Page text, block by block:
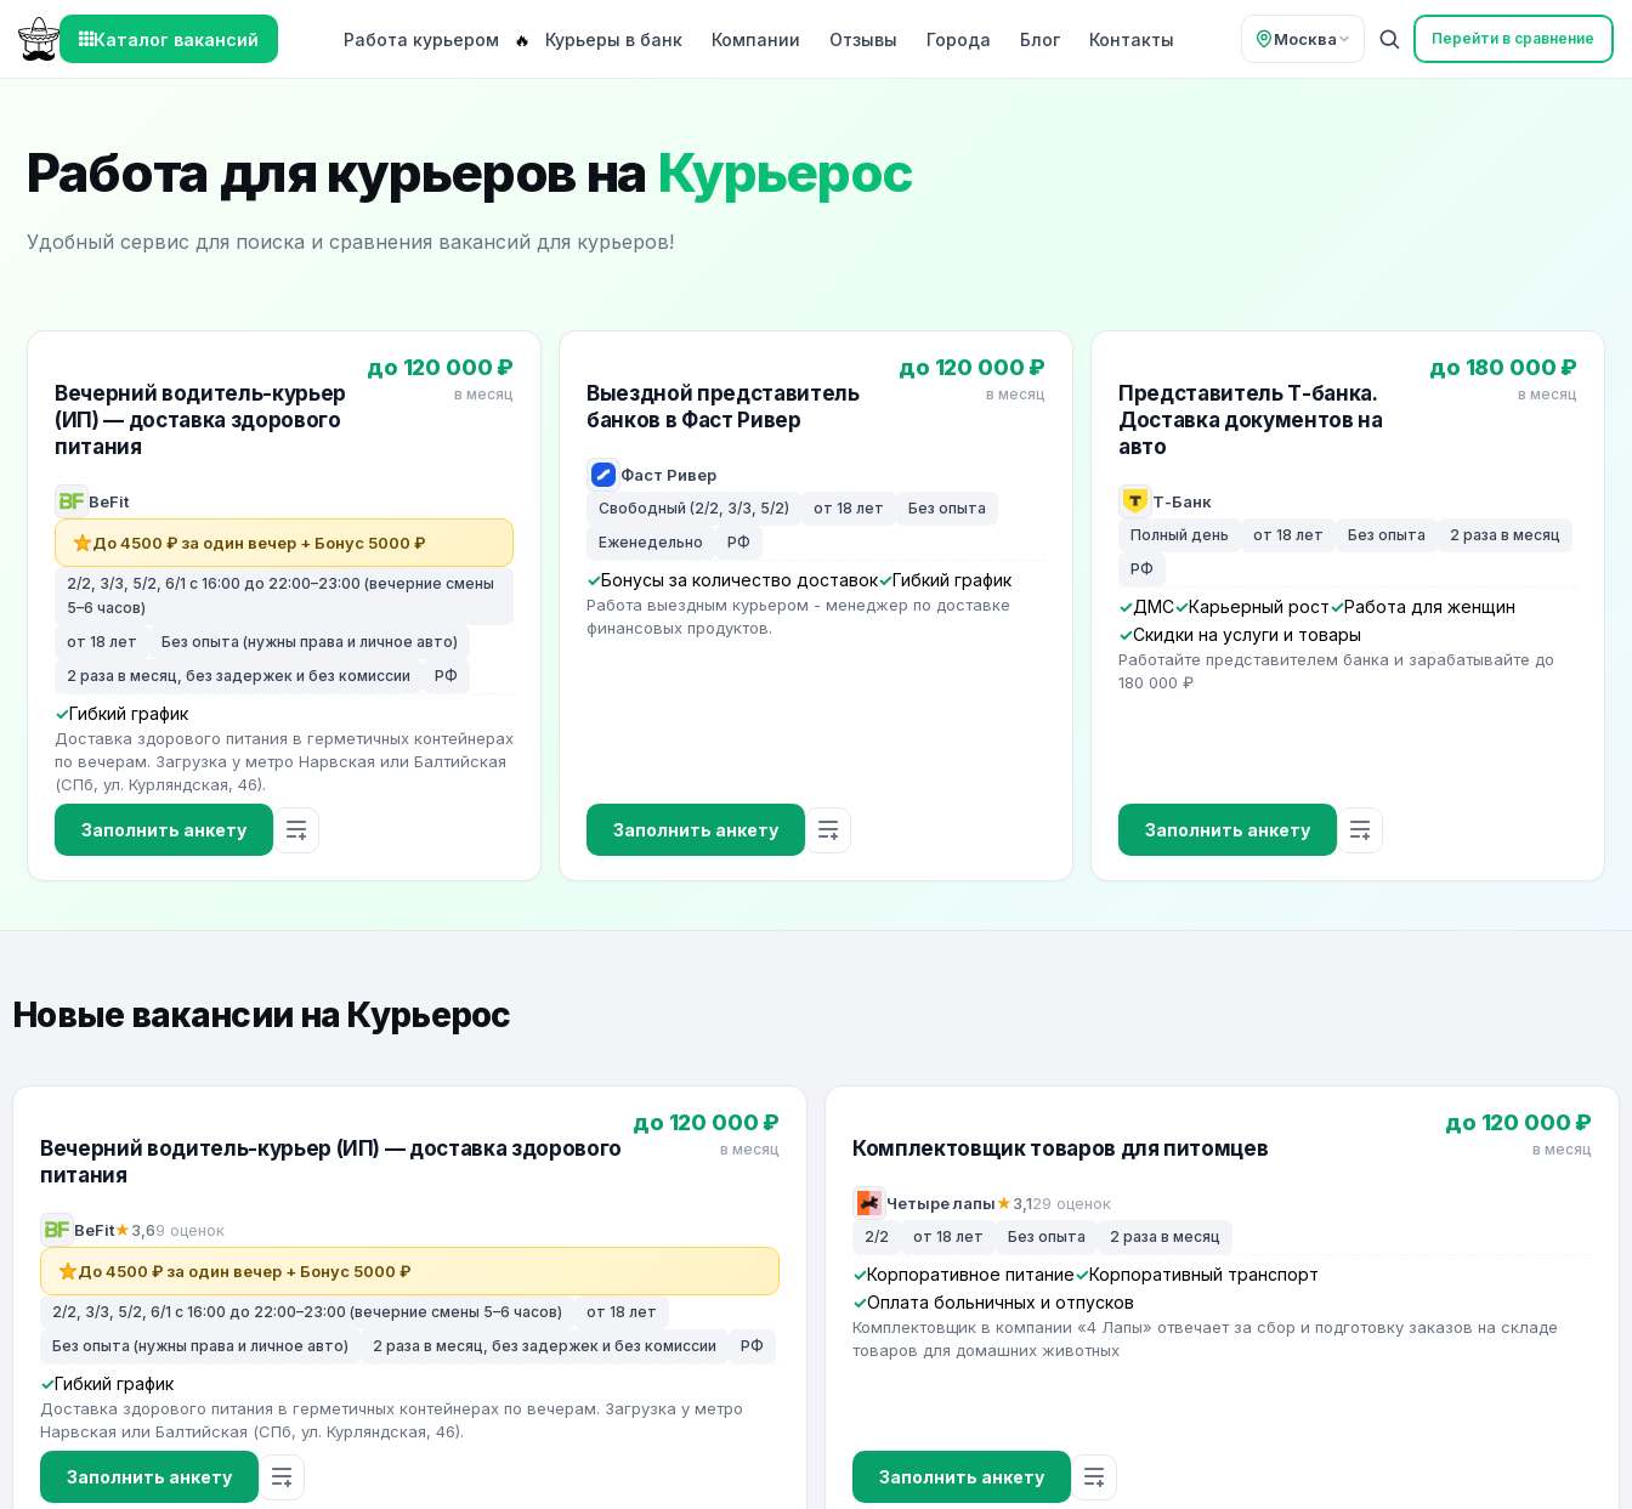
Каталог вакансий Работа курьером 🔥 Курьеры в банк Компании Отзывы Города Блог Контакты Москва Перейти в сравнение
Работа для курьеров на Курьерос
Удобный сервис для поиска и сравнения вакансий для курьеров!
Рекомендуемые вакансии для курьеров
Вечерний водитель-курьер
(ИП) — доставка здорового
питания
BeFit
до 120 000 ₽
в месяц
До 4500 ₽ за один вечер + Бонус 5000 ₽
2/2, 3/3, 5/2, 6/1 с 16:00 до 22:00–23:00 (вечерние смены
5–6 часов)
от 18 лет
Без опыта (нужны права и личное авто)
2 раза в месяц, без задержек и без комиссии
РФ
Гибкий график
Доставка здорового питания в герметичных контейнерах
по вечерам. Загрузка у метро Нарвская или Балтийская
(СПб, ул. Курляндская, 46).
Заполнить анкету
Выездной представитель
банков в Фаст Ривер
Фаст Ривер
до 120 000 ₽
в месяц
Свободный (2/2, 3/3, 5/2) от 18 лет
Без опыта
Еженедельно
РФ
Бонусы за количество доставок Гибкий график
Работа выездным курьером - менеджер по доставке
финансовых продуктов.
Заполнить анкету
Представитель Т-банка.
Доставка документов на
авто
Т-Банк
до 180 000 ₽
в месяц
Полный день от 18 лет Без опыта
2 раза в месяц
РФ
ДМС Карьерный рост
Работа для женщин
Скидки на услуги и товары
Работайте представителем банка и зарабатывайте до
180 000 ₽
Заполнить анкету
Новые вакансии на Курьерос
Вечерний водитель-курьер (ИП) — доставка здорового
питания
BeFit★3,69 оценок
до 120 000 ₽
в месяц
До 4500 ₽ за один вечер + Бонус 5000 ₽
2/2, 3/3, 5/2, 6/1 с 16:00 до 22:00–23:00 (вечерние смены 5–6 часов)
от 18 лет
Без опыта (нужны права и личное авто)
2 раза в месяц, без задержек и без комиссии РФ
Гибкий график
Доставка здорового питания в герметичных контейнерах по вечерам. Загрузка у метро
Нарвская или Балтийская (СПб, ул. Курляндская, 46).
Заполнить анкету
Комплектовщик товаров для питомцев
Четыре лапы★3,129 оценок
до 120 000 ₽
в месяц
2/2 от 18 лет Без опыта 2 раза в месяц
Корпоративное питание
Корпоративный транспорт
Оплата больничных и отпусков
Комплектовщик в компании «4 Лапы» отвечает за сбор и подготовку заказов на складе
товаров для домашних животных
Заполнить анкету